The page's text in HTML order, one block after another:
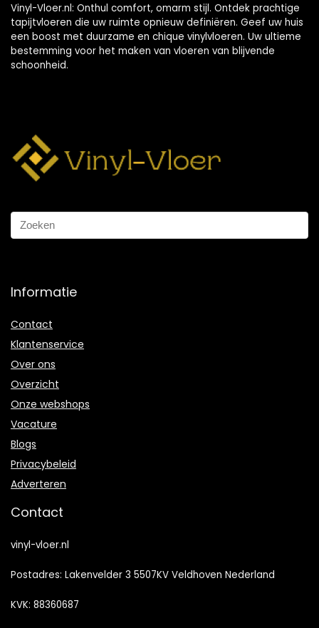
Vinyl-Vloer.nl: Onthul comfort, omarm stijl. Ontdek prachtige
tapijtvloeren die uw ruimte opnieuw definiëren. Geef uw huis
een boost met duurzame en chique vinylvloeren. Uw ultieme
bestemming voor het maken van vloeren van blijvende
schoonheid.
Informatie
Contact
Klantenservice
Over ons
Overzicht
Onze webshops
Vacature
Blogs
Privacybeleid
Adverteren
Contact
vinyl-vloer.nl
Postadres: Lakenvelder 3 5507KV Veldhoven Nederland
KVK: 88360687